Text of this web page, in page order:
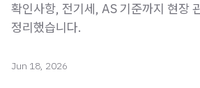
확인사항, 전기세, AS 기준까지 현장
정리했습니다.
Jun 18, 2026